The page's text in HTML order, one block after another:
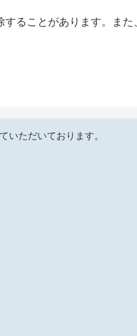
ることがあります。また
いただいております。